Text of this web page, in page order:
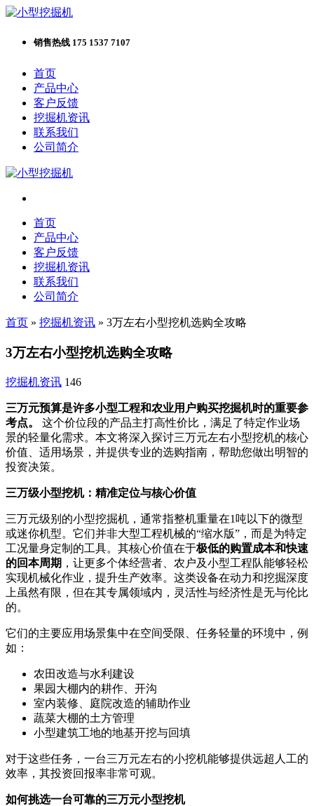
销售热线 175 1537 7107
首页
产品中心
客户反馈
挖掘机资讯
联系我们
公司简介
首页
产品中心
客户反馈
挖掘机资讯
联系我们
公司简介
首页 » 挖掘机资讯 » 3万左右小型挖机选购全攻略
3万左右小型挖机选购全攻略
挖掘机资讯 146
三万元预算是许多小型工程和农业用户购买挖掘机时的重要参
考点。
这个价位段的产品主打高性价比，满足了特定作业场
景的轻量化需求。本文将深入探讨三万元左右小型挖机的核心
价值、适用场景，并提供专业的选购指南，帮助您做出明智的
投资决策。
三万级小型挖机：精准定位与核心价值
三万元级别的小型挖掘机，通常指整机重量在1吨以下的微型
或迷你机型。它们并非大型工程机械的“缩水版”，而是为特定
工况量身定制的工具。其核心价值在于极低的购置成本和快速
的回本周期 ，让更多个体经营者、农户及小型工程队能够轻松
实现机械化作业，提升生产效率。这类设备在动力和挖掘深度
上虽然有限，但在其专属领域内，灵活性与经济性是无与伦比
的。
它们的主要应用场景集中在空间受限、任务轻量的环境中，例
如：
农田改造与水利建设
果园大棚内的耕作、开沟
室内装修、庭院改造的辅助作业
蔬菜大棚的土方管理
小型建筑工地的地基开挖与回填
对于这些任务，一台三万元左右的小挖机能够提供远超人工的
效率，其投资回报率非常可观。
如何挑选一台可靠的三万元小型挖机